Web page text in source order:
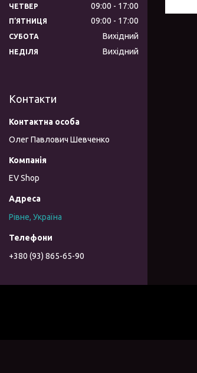
ЧЕТВЕР 09:00 17:00
ПʼЯТНИЦЯ 09:00 17:00
СУБОТА Вихідний
НЕДІЛЯ Вихідний
Контакти
Олег Павлович Шевченко
EV Shop
Рівне, Україна
+380 (93) 865-65-90